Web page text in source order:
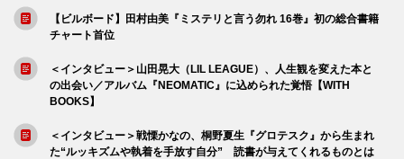
【ビルボード】田村由美『ミステリと言う勿れ 16巻』初の総合書籍
チャート首位
＜インタビュー＞山田晃大（LIL LEAGUE）、人生観を変えた本と
の出会い／アルバム『NEOMATIC』に込められた覚悟【WITH
BOOKS】
＜インタビュー＞戦慄かなの、桐野夏生『グロテスク』から生まれ
た“ルッキズムや執着を手放す自分” 読書が与えてくれるものとは